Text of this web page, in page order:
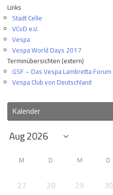
Links
Stadt Celle
VCvD e.V.
Vespa
Vespa World Days 2017
Terminübersichten (extern)
GSF – Das Vespa Lambretta Forum
Vespa Club von Deutschland
Kalender
M D M D
27 28 29 30